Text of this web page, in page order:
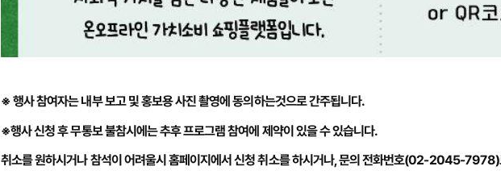
※ 행사 참여자는 내부 보고 및 홍보용 사진 촬영에 동의하는것으로 간주됩니다.
※행사 신청 후 무통보 불참시에는 추후 프로그램 참여에 제약이 있을 수 있습니다.
취소를 원하시거나 참석이 어려울시 홈페이지에서 신청 취소를 하시거나, 문의 전화번호(02-2045-7978)